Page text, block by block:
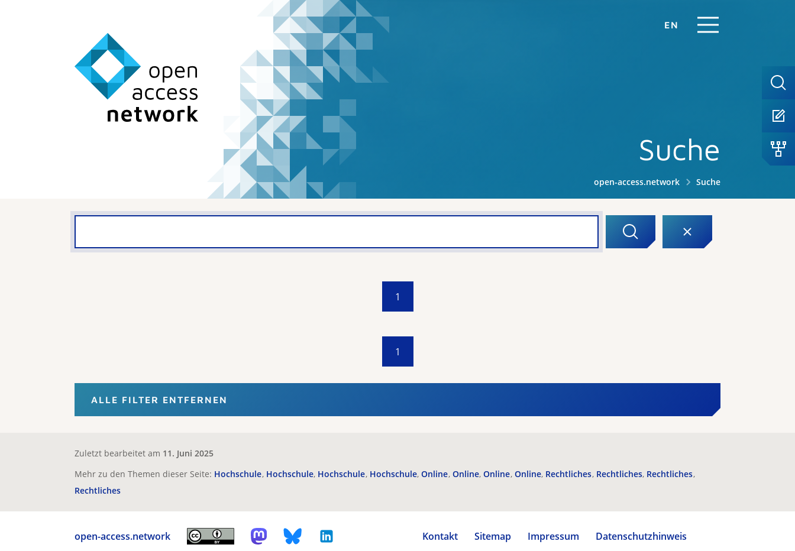
EN
Suche
open-access.network Suche
1
1
ALLE FILTER ENTFERNEN
Zuletzt bearbeitet am 11. Juni 2025
Mehr zu den Themen dieser Seite: Hochschule Hochschule Hochschule Hochschule Online Online Online Online Rechtliches Rechtliches Rechtliches
Rechtliches
open-access.network Kontakt Sitemap Impressum
Datenschutzhinweis